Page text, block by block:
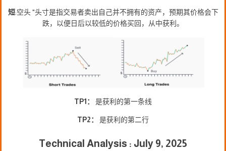
短:空头 "头寸是指交易者卖出自己并不拥有的资产，预期其价格会下
跌，以便日后以较低的价格买回，从中获利。
TP1： 是获利的第一条线
TP2： 是获利的第二行
Technical Analysis : July 9, 2025